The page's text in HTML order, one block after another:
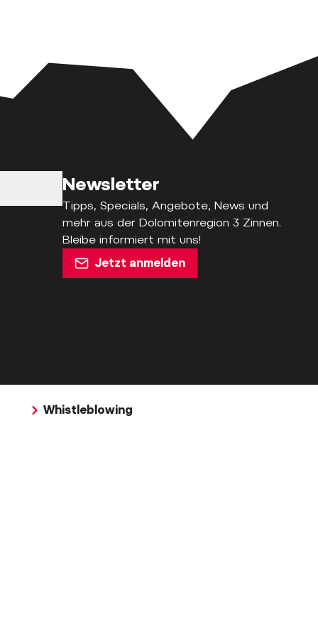
Newsletter
Tipps, Specials, Angebote, News und
mehr aus der Dolomitenregion 3 Zinnen.
Bleibe informiert mit uns!
Jetzt anmelden
Whistleblowing